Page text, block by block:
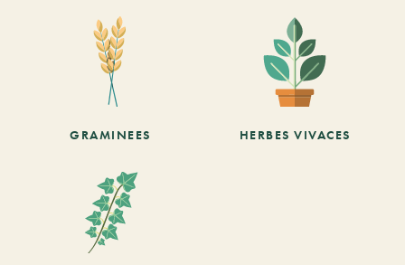
GRAMINEES HERBES VIVACES